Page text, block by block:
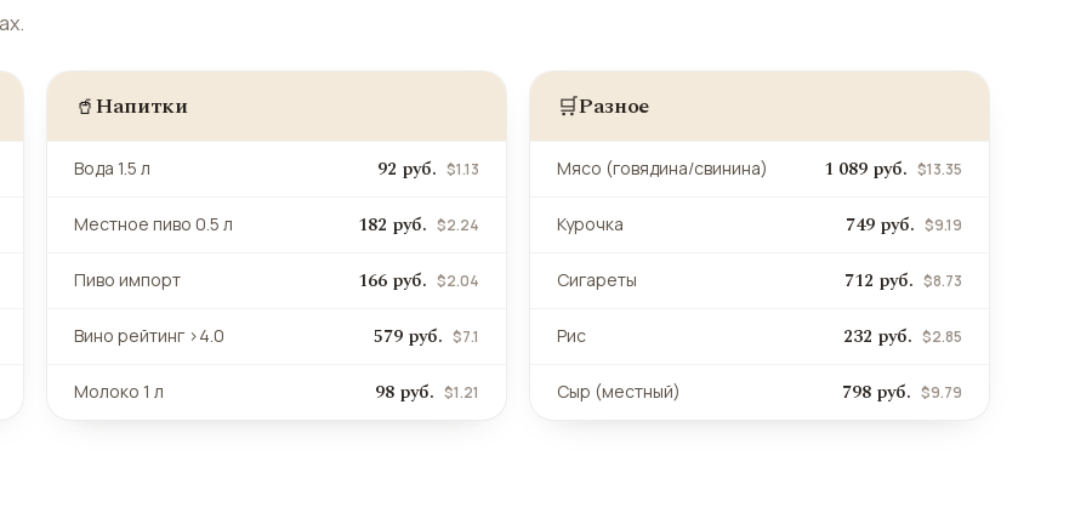
🥤Напитки
Вода 1.5 л 92 руб. $1.13
Местное пиво 0.5 л 182 руб. $2.24
Пиво импорт 166 руб. $2.04
Вино рейтинг >4.0 579 руб. $7.1
Молоко 1 л 98 руб. $1.21
🛒Разное
Мясо (говядина/свинина) 1 089 руб. $13.35
Курочка 749 руб. $9.19
Сигареты 712 руб. $8.73
Рис 232 руб. $2.85
Сыр (местный) 798 руб. $9.79